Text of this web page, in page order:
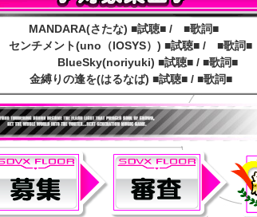
MANDARA(さたな) ■試聴■ / ■歌詞■
センチメント(uno（IOSYS）) ■試聴■ / ■歌詞■
BlueSky(noriyuki) ■試聴■ / ■歌詞■
金縛りの逢を(はるなば) ■試聴■ / ■歌詞■